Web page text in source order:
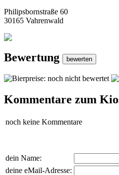
Philipsbornstraße 60
30165 Vahrenwald
Bewertung
Kommentare zum
noch keine Kommentare
dein Name:
deine eMail-Adresse: